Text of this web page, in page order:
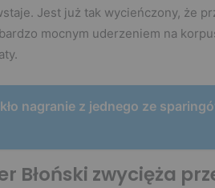
Jest już tak wycieńczony, że
mocnym uderzeniem na
nagranie z jednego ze
Błoński zwycięża